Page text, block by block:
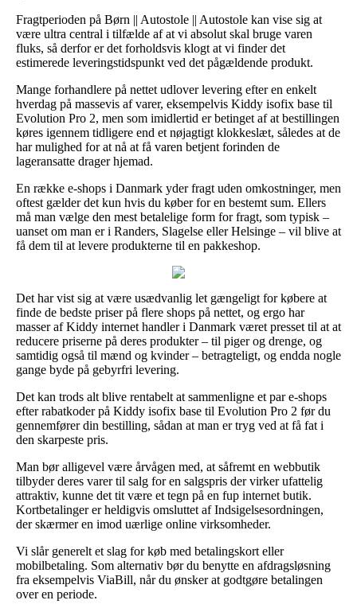
Fragtperioden på Børn || Autostole || Autostole kan vise sig at
være ultra central i tilfælde af at vi absolut skal bruge varen
fluks, så derfor er det forholdsvis klogt at vi finder det
estimerede leveringstidspunkt ved det pågældende produkt.
Mange forhandlere på nettet udlover levering efter en enkelt
hverdag på massevis af varer, eksempelvis Kiddy isofix base til
Evolution Pro 2, men som imidlertid er betinget af at bestillingen
køres igennem tidligere end et nøjagtigt klokkeslæt, således at de
har mulighed for at nå at få varen betjent forinden de
lageransatte drager hjemad.
En række e-shops i Danmark yder fragt uden omkostninger, men
oftest gælder det kun hvis du køber for en bestemt sum. Ellers
må man vælge den mest betalelige form for fragt, som typisk –
uanset om man er i Randers, Slagelse eller Helsinge – vil blive at
få dem til at levere produkterne til en pakkeshop.
Det har vist sig at være usædvanlig let gængeligt for købere at
finde de bedste priser på flere shops på nettet, og ergo har
masser af Kiddy internet handler i Danmark været presset til at at
reducere priserne på deres produkter – til piger og drenge, og
samtidig også til mænd og kvinder – betragteligt, og endda nogle
gange byde på gebyrfri levering.
Det kan trods alt blive rentabelt at sammenligne et par e-shops
efter rabatkoder på Kiddy isofix base til Evolution Pro 2 før du
gennemfører din bestilling, sådan at man er tryg ved at få fat i
den skarpeste pris.
Man bør alligevel være årvågen med, at såfremt en webbutik
tilbyder deres varer til salg for en salgspris der virker ufattelig
attraktiv, kunne det tit være et tegn på en fup internet butik.
Kortbetalinger er heldigvis omsluttet af Indsigelsesordningen,
der skærmer en imod uærlige online virksomheder.
Vi slår generelt et slag for køb med betalingskort eller
mobilbetaling. Som alternativ bør du benytte en afdragsløsning
fra eksempelvis ViaBill, når du ønsker at godtgøre betalingen
over en periode.